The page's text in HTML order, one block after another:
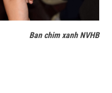
Ban chim xanh NVHB